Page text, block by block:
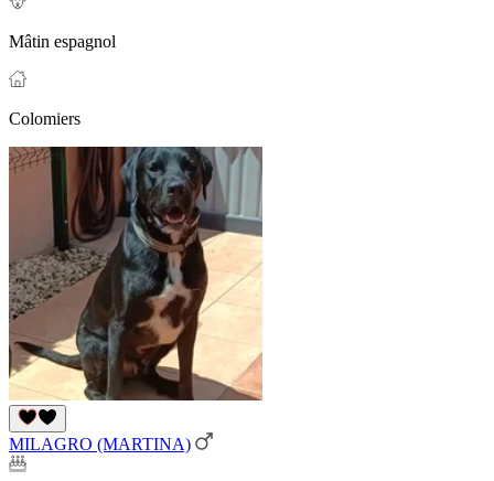
Mâtin espagnol
Colomiers
MILAGRO (MARTINA)